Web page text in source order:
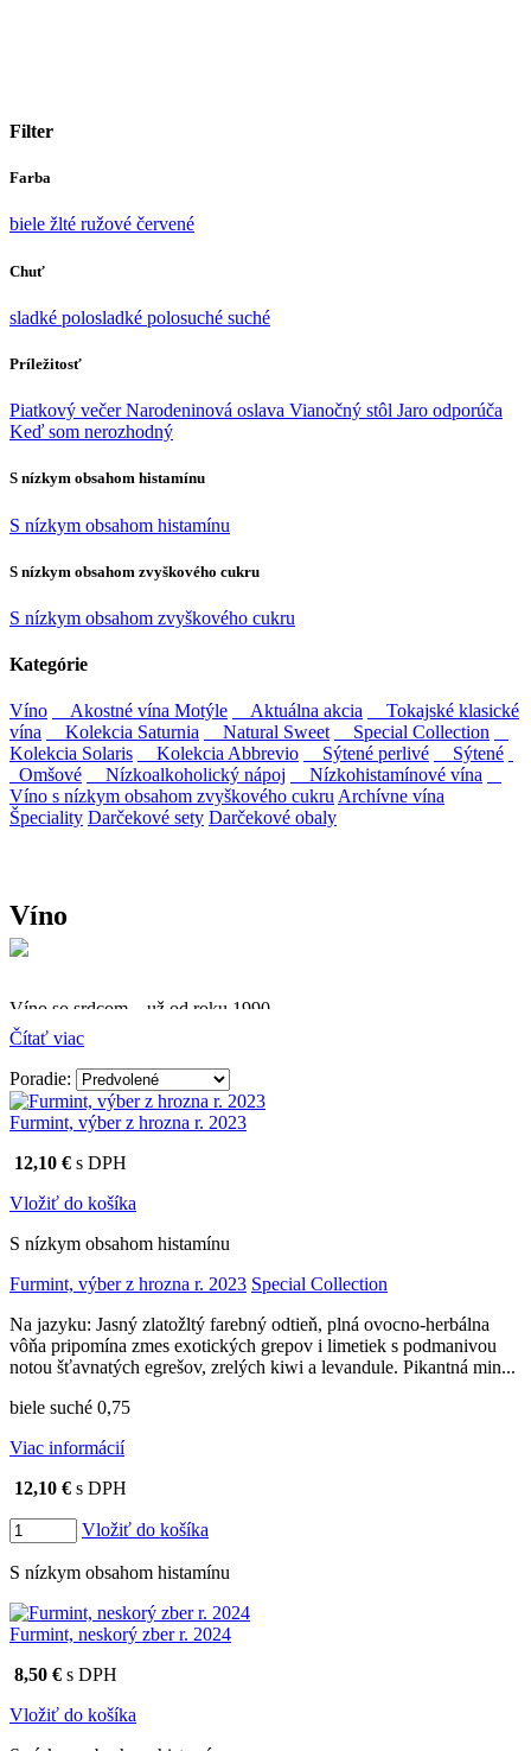
Filter
Farba
biele žlté ružové červené
Chuť
sladké polosladké polosuché suché
Príležitosť
Piatkový večerNarodeninová oslava Vianočný stôl Jaro odporúča
Keď som nerozhodný
S nízkym obsahom histamínu
S nízkym obsahom histamínu
S nízkym obsahom zvyškového cukru
S nízkym obsahom zvyškového cukru
Kategórie
Víno Akostné vína Motýle Aktuálna akcia
Tokajské klasické
vína
Kolekcia Saturnia Natural Sweet
Special Collection
Kolekcia Solaris
Kolekcia Abbrevio Sýtené perlivé
Sýtené
Omšové
Nízkoalkoholický nápoj
Nízkohistamínové vína
Víno s nízkym obsahom zvyškového cukru Archívne vína
Špeciality Darčekové sety Darčekové obaly
Víno
Víno so srdcom – už od roku 1990
Firma Ostrožovič je najstaršou privátnou firmou na
slovenskom Tokaji.
Vyrábame kvalitné odrodové a výberové vína. Ako prví sme
priniesli na slovenský trh sólo spracované vína z tokajských odrôd
Furmint, Lipovina a Muškát žltý reduktívnou technológiou. Hrozno
spracúvame najmodernejšími technológiami, vrátane riadenej
fermentácie.
Čítať viac
Poradie:
Furmint, výber z hrozna r. 2023
12,10 € s DPH
Vložiť do košíka
S nízkym obsahom histamínu
Furmint, výber z hrozna r. 2023 Special Collection
Na jazyku: Jasný zlatožltý farebný odtieň, plná ovocno-herbálna
vôňa pripomína zmes exotických grepov i limetiek s podmanivou
notou šťavnatých egrešov, zrelých kiwi a levandule. Pikantná min...
biele suché 0,75
Viac informácií
12,10 € s DPH
Vložiť do košíka
S nízkym obsahom histamínu
Furmint, neskorý zber r. 2024
8,50 € s DPH
Vložiť do košíka